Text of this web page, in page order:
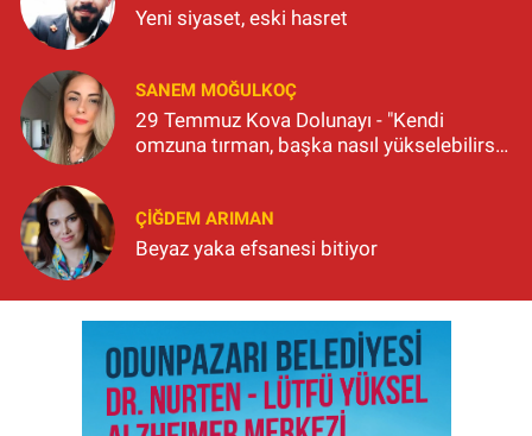
Yeni siyaset, eski hasret
SANEM MOĞULKOÇ
29 Temmuz Kova Dolunayı - "Kendi
omzuna tırman, başka nasıl yükselebilirsin
ÇIĞDEM ARIMAN
Beyaz yaka efsanesi bitiyor